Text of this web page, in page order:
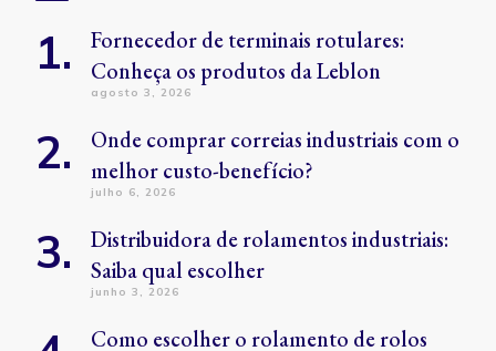
Fornecedor de terminais rotulares:
Conheça os produtos da Leblon
agosto 3, 2026
Onde comprar correias industriais com o
melhor custo-benefício?
julho 6, 2026
Distribuidora de rolamentos industriais:
Saiba qual escolher
junho 3, 2026
Como escolher o rolamento de rolos